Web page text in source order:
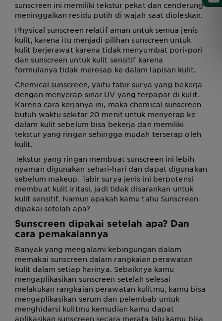
sunscreen ini memiliki tekstur pekat dan cenderung
meninggalkan residu putih di wajah saat dioleskan.
Physical sunscreen relatif aman untuk semua jenis
kulit, karena itu menjadi pilihan sunscreen untuk
kulit berjerawat karena tidak menyumbat pori-pori
dan sunscreen untuk kulit sensitif karena
formulanya tidak meresap ke dalam lapisan kulit.
Chemical sunscreen, yaitu tabir surya yang bekerja
dengan menyerap sinar UV yang terpapar di kulit.
Karena cara kerjanya ini, maka chemical sunscreen
butuh waktu sekitar 20 menit untuk menyerap ke
dalam kulit sebelum bisa bekerja dan memiliki
tekstur yang ringan sehingga mudah terserap oleh
kulit.
Tekstur yang ringan membuat sunscreen ini lebih
nyaman digunakan sehari-hari dan dapat digunakan
sebelum makeup. Tabir surya jenis ini berpotensi
membuat kulit iritasi, jadi tidak disarankan untuk
kulit sensitif. Namun apakah kamu tahu Sunscreen
dipakai setelah apa?
Sunscreen dipakai setelah apa? Dan
cara pemakaiannya
Banyak yang mengalami kebingungan dalam
memakai sunscreen dalam rangkaian perawatan
kulit dalam setiap harinya. Sebaiknya kamu
mengaplikasikan sunscreen setelah selesai
melakukan rangkaian perawatan kulitmu, kamu bisa
mengaplikasikan serum dan pelembab untuk
menghidarsi kulitmu kemudian kamu dapat
aplikasikan sunscreen secara merata lalu kamu bisa